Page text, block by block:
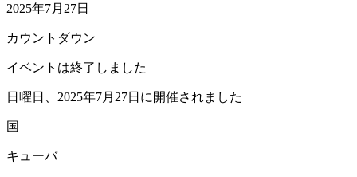
2025年7月27日
カウントダウン
イベントは終了しました
日曜日、2025年7月27日に開催されました
国
キューバ